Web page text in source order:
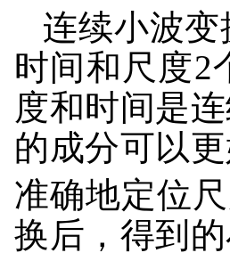
连续小波
时间和尺度2
度和时间是
的成分可以
准确地定位
换后，得到